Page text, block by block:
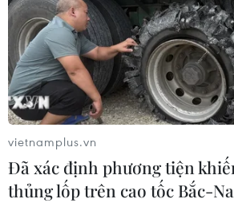
vietnamplus.vn
Đã xác định phương tiện
thủng lốp trên cao tốc Bắc-